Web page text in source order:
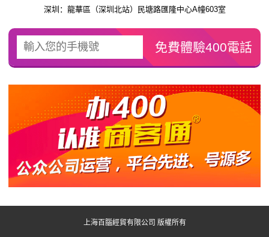
深圳：龍華區（深圳北站）民塘路匯隆中心A幢603室
上海百腦經貿有限公司 版權所有